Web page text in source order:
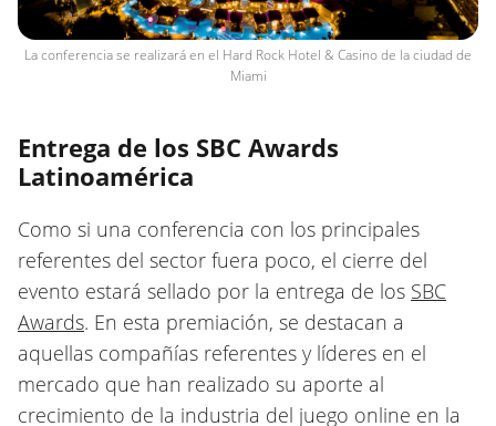
La conferencia se realizará en el Hard Rock Hotel & Casino de la ciudad de
Miami
Entrega de los SBC Awards
Latinoamérica
Como si una conferencia con los principales
referentes del sector fuera poco, el cierre del
evento estará sellado por la entrega de los SBC
Awards. En esta premiación, se destacan a
aquellas compañías referentes y líderes en el
mercado que han realizado su aporte al
crecimiento de la industria del juego online en la